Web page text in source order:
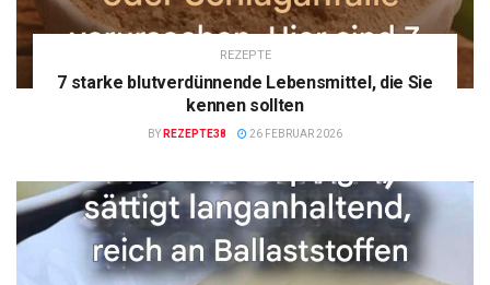
REZEPTE
7 starke blutverdünnende Lebensmittel, die Sie
kennen sollten
BY REZEPTE38 26 FEBRUAR 2026